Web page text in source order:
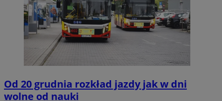
Od 20 grudnia rozkład jazdy jak w dni
wolne od nauki